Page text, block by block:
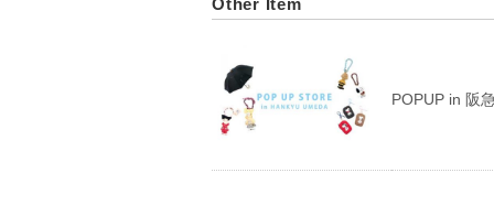
Other Item
POPUP in 阪